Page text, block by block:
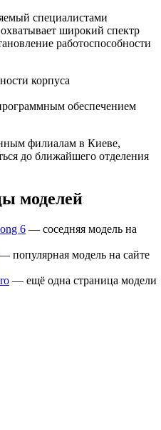
специалистами
широкий спектр
работоспособности
корпуса
обеспечением
филиалам в Киеве,
до ближайшего отделения
моделей
6 — соседняя модель на
популярная модель на сайте
— ещё одна страница модели